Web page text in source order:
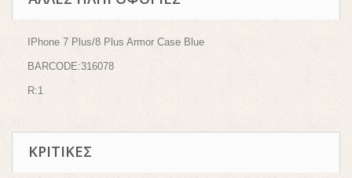
IPhone 7 Plus/8 Plus Armor Case Blue
BARCODE:316078
R:1
ΚΡΙΤΙΚΈΣ